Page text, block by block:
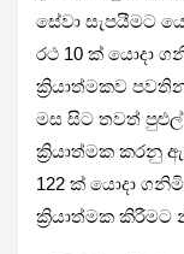
සේවා සැපයීමට
රථ 10 ක් යොදා
ක්‍රියාත්මකව
මස සිට තවත්
ක්‍රියාත්මක කරනු
122 ක් යොදා
ක්‍රියාත්මක කිරීමට